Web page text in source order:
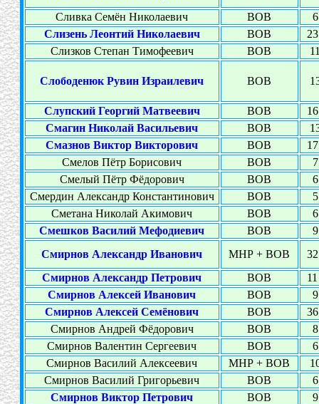
Сливка Семён Николаевич
ВОВ
Слизень Леонтий Николаевич
ВОВ
Слизков Степан Тимофеевич
ВОВ
Слободенюк Рувин Израилевич ВОВ
Слупский Георгий Матвеевич ВОВ
Смагин Николай Васильевич
ВОВ
Смазнов Виктор Викторович
ВОВ
Смелов Пётр Борисович
ВОВ
Смелый Пётр Фёдорович
ВОВ
Смердин Александр Константинович
ВОВ
Сметана Николай Акимович
ВОВ
Смешков Василий Мефодиевич
ВОВ
Смирнов Александр Иванович
МНР + ВОВ
Смирнов Александр Петрович
ВОВ
Смирнов Алексей Иванович
ВОВ
Смирнов Алексей Семёнович
ВОВ
Смирнов Андрей Фёдорович
ВОВ
Смирнов Валентин Сергеевич
ВОВ
Смирнов Василий Алексеевич
МНР + ВОВ
Смирнов Василий Григорьевич
ВОВ
Смирнов Виктор Петрович
ВОВ